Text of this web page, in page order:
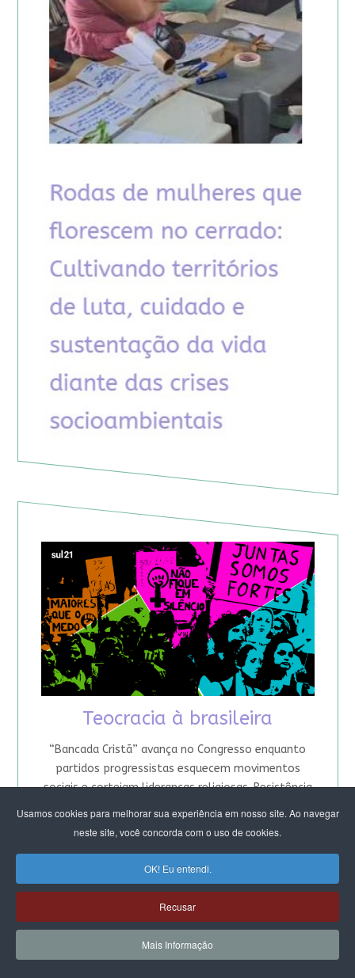
Usamos cookies para melhorar sua experiência em nosso site. Ao navegar
neste site, você concorda com o uso de cookies.
OK! Eu entendi.
Recusar
Mais Informação
Teocracia à brasileira
“Bancada Cristã” avança no Congresso enquanto
partidos progressistas esquecem movimentos
sociais e cortejam lideranças religiosas. Resistência
Bancada Cristã: a tomada do
Estado e o ódio às mulheres
Crescem alianças entre doutrinas religiosas antes